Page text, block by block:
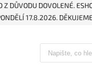
DOVOLENÉ.
17.8.2026.